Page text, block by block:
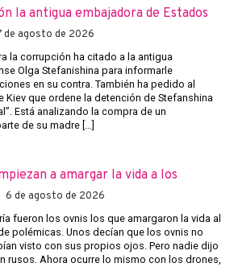
la antigua embajadora de Estados
de agosto de 2026
la corrupción ha citado a la antigua
Olga Stefanishina para informarle
en su contra. También ha pedido al
Kiev que ordene la detención de Stefanshina
Está analizando la compra de un
de su madre […]
a amargar la vida a los
6 de agosto de 2026
fueron los ovnis los que amargaron la vida al
polémicas. Unos decían que los ovnis no
visto con sus propios ojos. Pero nadie dijo
rusos. Ahora ocurre lo mismo con los drones,